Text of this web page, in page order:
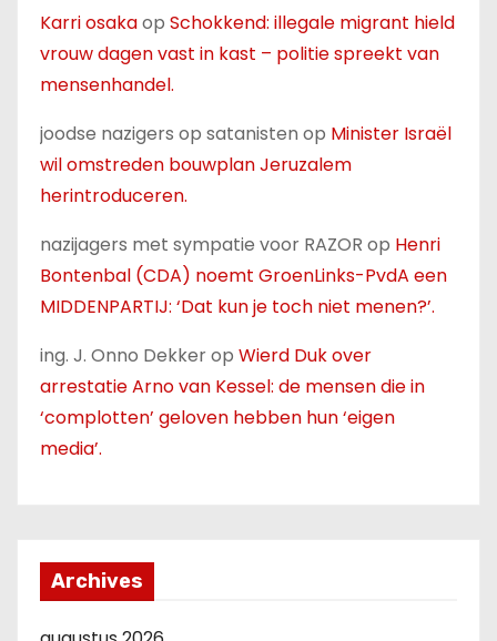
Karri osakaop Schokkend: illegale migrant hield
vrouw dagen vast in kast – politie spreekt van
mensenhandel.
joodse nazigers op satanisten op Minister Israël
wil omstreden bouwplan Jeruzalem
herintroduceren.
nazijagers met sympatie voor RAZOR op Henri
Bontenbal (CDA) noemt GroenLinks-PvdA een
MIDDENPARTIJ: ‘Dat kun je toch niet menen?’.
ing. J. Onno Dekkerop Wierd Duk over
arrestatie Arno van Kessel: de mensen die in
‘complotten’ geloven hebben hun ‘eigen
media’.
Archives